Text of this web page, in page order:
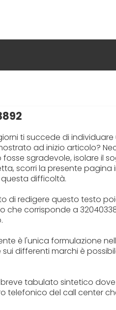
ti succede di
ad inizio articolo?
sgradevole, isolare il
scorri la presente pagina
difficoltà.
di redigere questo testo
che corrisponde a
è l'unica formulazione
differenti marchi è
tabulato sintetico
telefonico del call center